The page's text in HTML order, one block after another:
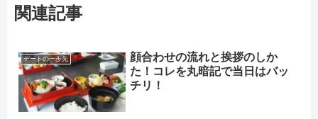
関連記事
デートの一歩先
顔合わせの流れと挨拶のしか
た！コレを丸暗記で当日はバッ
チリ！